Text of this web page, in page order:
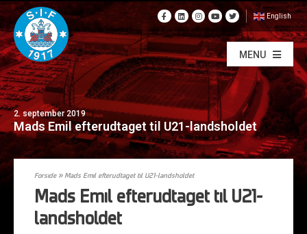
English
MENU
2. september 2019
Mads Emil efterudtaget til U21-landsholdet
Forside»Mads Emil efterudtaget til U21-landsholdet
Mads Emil efterudtaget til U21-
landsholdet